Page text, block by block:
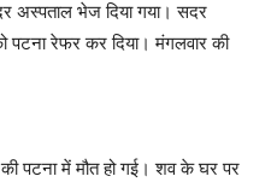
अस्पताल भेज दिया गया। सदर
पटना रेफर कर दिया। मंगलवार की
पटना में मौत हो गई। शव के घर पर